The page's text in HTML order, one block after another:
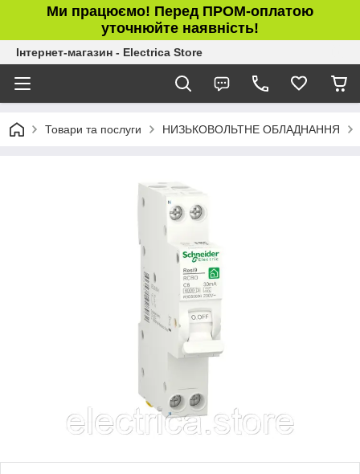
Ми працюємо! Перед ПРОМ-оплатою
уточнюйте наявність!
Інтернет-магазин - Electrica Store
Товари та послуги НИЗЬКОВОЛЬТНЕ ОБЛАДНАННЯ